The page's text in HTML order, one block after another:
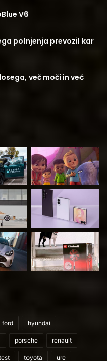
V6
polnjenja prevozil kar
več moči in več
ford hyundai
porsche renault
toyota ure